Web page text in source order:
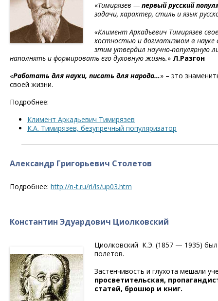
«Тимирязев — первый русский
задачи, характер, стиль и язык
«Климент Аркадьевич Тимирязев
костностью и догматизмом в науке
этим утвердил научно-популярную
наполнять и формировать его духовную жизнь.» Л.Разгон
«Работать для науки, писать для народа…» – это
своей жизни.
Подробнее:
Климент Аркадьевич Тимирязев
К.А. Тимирязев, безупречный популяризатор
Александр Григорьевич Столетов
Подробнее: http://n-t.ru/ri/ls/up03.htm
Константин Эдуардович Циолковский
Циолковский К.Э. (1857 — 1935) был
полетов.
Застенчивость и глухота мешали
просветительская,
статей, брошюр и книг.